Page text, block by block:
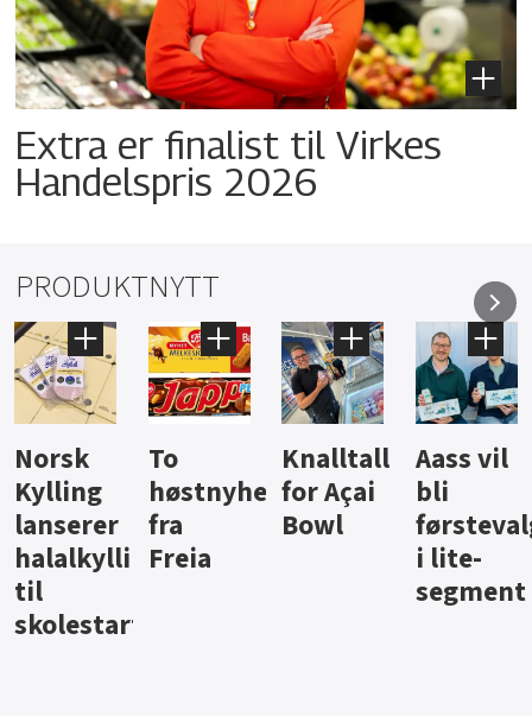
Extra er finalist til Virkes
Handelspris 2026
PRODUKTNYTT
Knalltall
for Açai
Bowl
Aass vil
bli
førstevalg
i lite-
Brus og
jus fra
Berentsen
Hard
iste fra
Hansa